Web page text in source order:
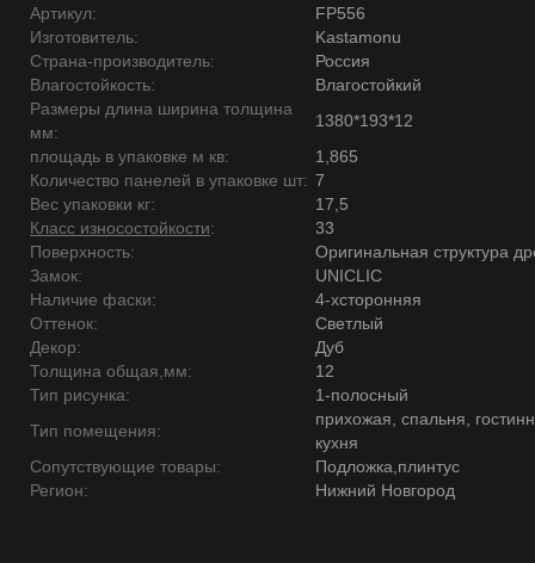
Артикул:
FP556
Изготовитель:
Kastamonu
Страна-производитель:
Россия
Влагостойкость:
Влагостойкий
Размеры длина ширина толщина
мм:
1380*193*12
площадь в упаковке м кв:
1,865
Количество панелей в упаковке шт: 7
Вес упаковки кг:
17,5
Класс износостойкости:
33
Поверхность:
Оригинальная структура
Замок:
UNICLIC
Наличие фаски:
4-хсторонняя
Оттенок:
Светлый
Декор:
Дуб
Толщина общая,мм:
12
Тип рисунка:
1-полосный
Тип помещения:
прихожая, спальня,
кухня
Сопутствующие товары:
Подложка,плинтус
Регион:
Нижний Новгород